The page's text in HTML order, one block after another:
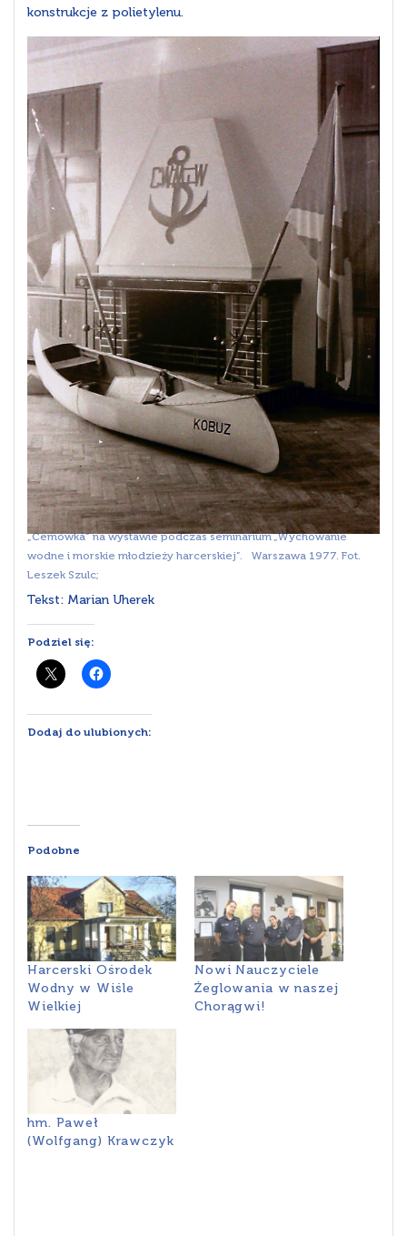
konstrukcje z polietylenu.
„Cemówka” na wystawie podczas seminarium „Wychowanie
wodne i morskie młodzieży harcerskiej”. Warszawa 1977. Fot.
Leszek Szulc;
Tekst: Marian Uherek
Podziel się:
Dodaj do ulubionych:
Podobne
Harcerski Ośrodek
Wodny w Wiśle
Wielkiej
Nowi Nauczyciele
Żeglowania w naszej
Chorągwi!
hm. Paweł
(Wolfgang) Krawczyk